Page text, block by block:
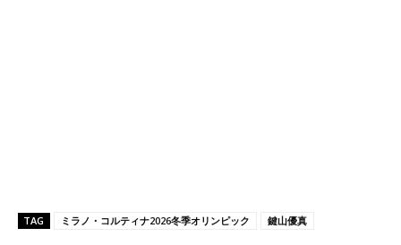
TAG ミラノ・コルティナ2026冬季オリンピック 鍵山優真